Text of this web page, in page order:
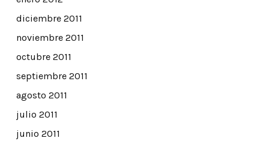
diciembre 2011
noviembre 2011
octubre 2011
septiembre 2011
agosto 2011
julio 2011
junio 2011